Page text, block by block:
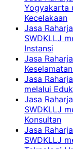
Yogyakarta
Kecelakaan
Jasa
SWDKLLJ
Instansi
Jasa
Jasa
melalui
Jasa
SWDKLLJ
Konsultan
Jasa
SWDKLLJ